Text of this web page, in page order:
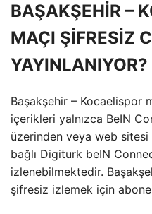
BAŞAKŞEHİR –
MAÇI ŞİFRESİZ
YAYINLANIYOR?
Başakşehir – Kocaelispor
içerikleri yalnızca BeIN
üzerinden veya web
bağlı Digiturk beIN
izlenebilmektedir.
şifresiz izlemek için